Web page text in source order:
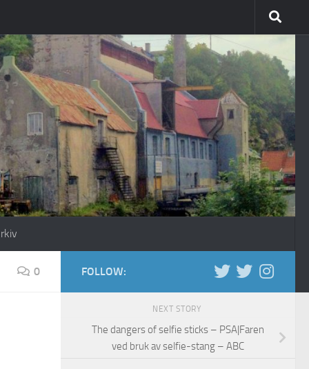
0 FOLLOW:
NEXT STORY
The dangers of selfie sticks – PSA|Faren
ved bruk av selfie-stang – ABC